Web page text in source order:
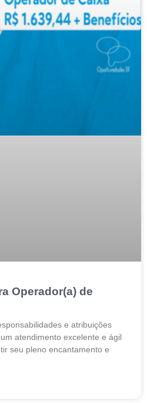
Operador(a) de
e atribuições
atendimento excelente e ágil
seu pleno encantamento e